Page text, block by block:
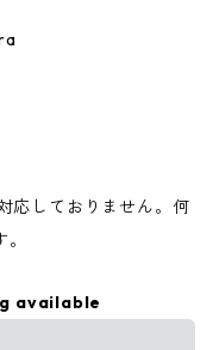
応しておりません。何
available